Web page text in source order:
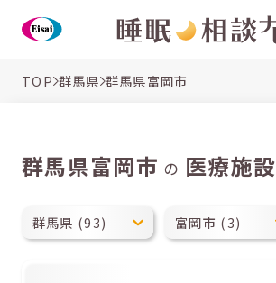
TOP 群馬県 群馬県富岡市
群馬県富岡市 の 医療施設